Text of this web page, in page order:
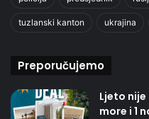
tuzlanski kanton ukrajina
Preporučujemo
Ljeto
more i 1